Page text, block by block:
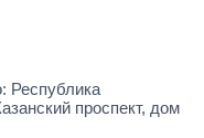
Республика
проспект, дом